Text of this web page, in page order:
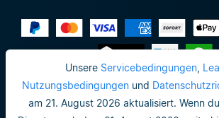
Unsere Servicebedingungen,
Nutzungsbedingungen und
am 21. August 2026 aktualisiert. Wenn
Impressum
Datenschutzrichtlinie